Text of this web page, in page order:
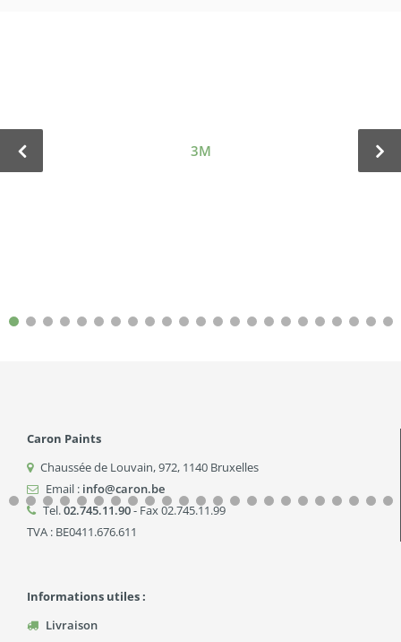
3M
Caron Paints
Chaussée de Louvain, 972, 1140 Bruxelles
Email : info@caron.be
Tel.02.745.11.90- Fax 02.745.11.99
TVA : BE0411.676.611
Informations utiles :
Livraison